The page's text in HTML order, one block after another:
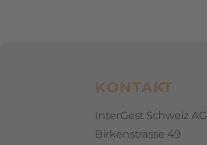
Footerbereich
KONTAKT
InterGest Schweiz AG
Birkenstrasse 49